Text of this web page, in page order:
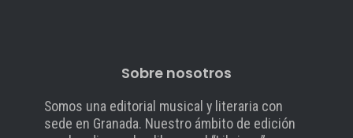
Sobre nosotros
Somos una editorial musical y literaria con
sede en Granada. Nuestro ámbito de edición